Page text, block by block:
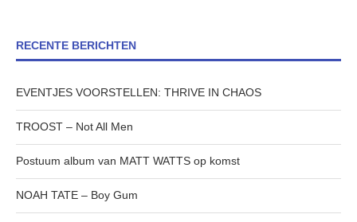
RECENTE BERICHTEN
EVENTJES VOORSTELLEN: THRIVE IN CHAOS
TROOST – Not All Men
Postuum album van MATT WATTS op komst
NOAH TATE – Boy Gum